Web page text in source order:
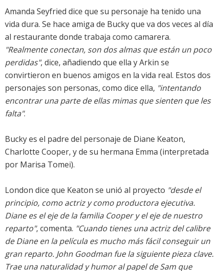
Amanda Seyfried dice que su personaje ha tenido una
vida dura. Se hace amiga de Bucky que va dos veces al día
al restaurante donde trabaja como camarera.
"Realmente conectan, son dos almas que están un poco
perdidas", dice, añadiendo que ella y Arkin se
convirtieron en buenos amigos en la vida real. Estos dos
personajes son personas, como dice ella, "intentando
encontrar una parte de ellas mimas que sienten que les
falta".
Bucky es el padre del personaje de Diane Keaton,
Charlotte Cooper, y de su hermana Emma (interpretada
por Marisa Tomei).
London dice que Keaton se unió al proyecto "desde el
principio, como actriz y como productora ejecutiva.
Diane es el eje de la familia Cooper y el eje de nuestro
reparto", comenta. "Cuando tienes una actriz del calibre
de Diane en la película es mucho más fácil conseguir un
gran reparto. John Goodman fue la siguiente pieza clave.
Trae una naturalidad y humor al papel de Sam que